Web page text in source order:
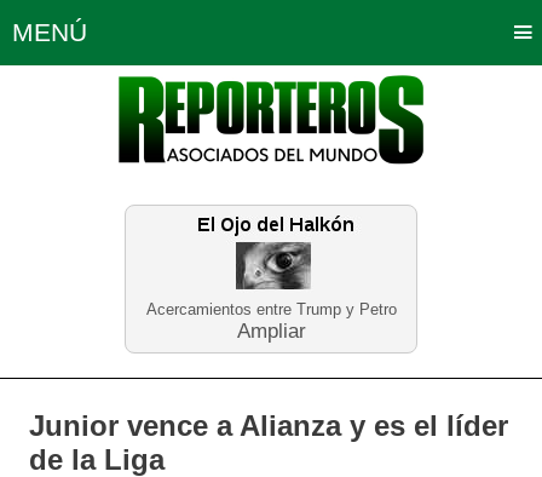
Acercamientos entre Trump y Petro
Ampliar
MENÚ
Política Opinión Bogotá
Planeta Tierra Deportes
Educación Neira
Junior vence a Alianza y es el líder
de la Liga